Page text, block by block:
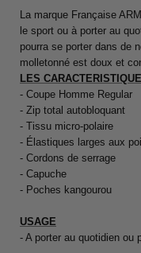
La marque Française
le sport ou à porter au
pourra se porter dans de
molletonné est doux et
LES
- Coupe Homme Regular
- Zip total autobloquant
- Tissu micro-polaire
- Élastiques larges aux
- Cordons de serrage
- Capuche
- Poches kangourou
USAGE
- A porter au quotidien ou